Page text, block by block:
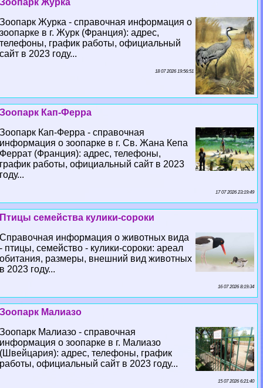
Зоопарк Журка
Зоопарк Журка - справочная информация о
зоопарке в г. Журк (Франция): адрес,
телефоны, график работы, официальный
сайт в 2023 году...
18 07 2026 19:56:51
Зоопарк Кап-Ферра
Зоопарк Кап-Ферра - справочная
информация о зоопарке в г. Св. Жана Кепа
Феррат (Франция): адрес, телефоны,
график работы, официальный сайт в 2023
году...
17 07 2026 23:19:49
Птицы семейства кулики-сороки
Справочная информация о животных вида
- птицы, семейство - кулики-сороки: ареал
обитания, размеры, внешний вид животных
в 2023 году...
16 07 2026 8:19:34
Зоопарк Малиазо
Зоопарк Малиазо - справочная
информация о зоопарке в г. Малиазо
(Швейцария): адрес, телефоны, график
работы, официальный сайт в 2023 году...
15 07 2026 6:21:40